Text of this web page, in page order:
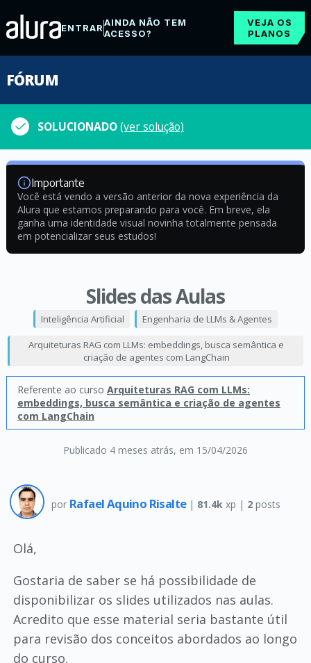
ENTRARAINDA NÃO TEM
ACESSO?
VEJA OS
PLANOS
FÓRUM
SOLUCIONADO(ver solução)
Importante
Você está vendo a versão anterior da nova experiência da
Alura que estamos preparando para você. Em breve, ela
ganha uma identidade visual novinha totalmente pensada
em potencializar seus estudos!
Slides das Aulas
Publicado 4 meses atrás, em 15/04/2026
Inteligência Artificial Engenharia de LLMs & Agentes
Arquiteturas RAG com LLMs: embeddings, busca semântica e
criação de agentes com LangChain
Referente ao curso Arquiteturas RAG com LLMs:
embeddings, busca semântica e criação de agentes
com LangChain
por Rafael Aquino Risalte | 81.4k xp | 2posts
Olá,
Gostaria de saber se há possibilidade de
disponibilizar os slides utilizados nas aulas.
Acredito que esse material seria bastante útil
para revisão dos conceitos abordados ao longo
do curso.